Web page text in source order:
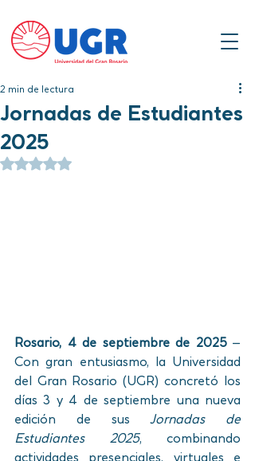
Jornadas de Estudiantes
2025
2 min de lectura
Obtuvo NaN de 5 estrellas.
Rosario, 4 de septiembre de 2025 –
Con gran entusiasmo, la Universidad
del Gran Rosario (UGR) concretó los
días 3 y 4 de septiembre una nueva
edición de sus Jornadas de
Estudiantes 2025, combinando
actividades presenciales, virtuales e